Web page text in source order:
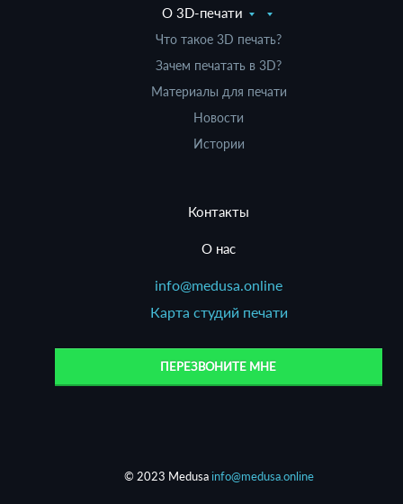
О 3D-печати
Что такое 3D печать?
Зачем печатать в 3D?
Материалы для печати
Новости
Истории
Контакты
О нас
info@medusa.online
Карта студий печати
ПЕРЕЗВОНИТЕ МНЕ
© 2023 Medusa info@medusa.online